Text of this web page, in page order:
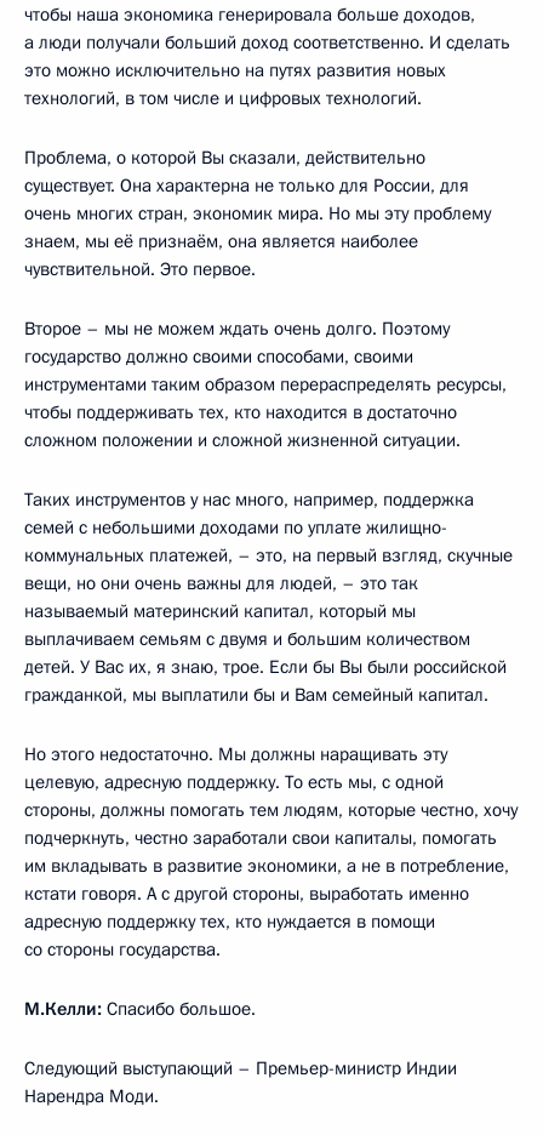
чтобы наша экономика генерировала больше доходов,
а люди получали больший доход соответственно. И сделать
это можно исключительно на путях развития новых
технологий, в том числе и цифровых технологий.
Проблема, о которой Вы сказали, действительно
существует. Она характерна не только для России, для
очень многих стран, экономик мира. Но мы эту проблему
знаем, мы её признаём, она является наиболее
чувствительной. Это первое.
Второе – мы не можем ждать очень долго. Поэтому
государство должно своими способами, своими
инструментами таким образом перераспределять ресурсы,
чтобы поддерживать тех, кто находится в достаточно
сложном положении и сложной жизненной ситуации.
Таких инструментов у нас много, например, поддержка
семей с небольшими доходами по уплате жилищно-
коммунальных платежей, – это, на первый взгляд, скучные
вещи, но они очень важны для людей, – это так
называемый материнский капитал, который мы
выплачиваем семьям с двумя и большим количеством
детей. У Вас их, я знаю, трое. Если бы Вы были российской
гражданкой, мы выплатили бы и Вам семейный капитал.
Но этого недостаточно. Мы должны наращивать эту
целевую, адресную поддержку. То есть мы, с одной
стороны, должны помогать тем людям, которые честно, хочу
подчеркнуть, честно заработали свои капиталы, помогать
им вкладывать в развитие экономики, а не в потребление,
кстати говоря. А с другой стороны, выработать именно
адресную поддержку тех, кто нуждается в помощи
со стороны государства.
М.Келли: Спасибо большое.
Следующий выступающий – Премьер-министр Индии
Нарендра Моди.